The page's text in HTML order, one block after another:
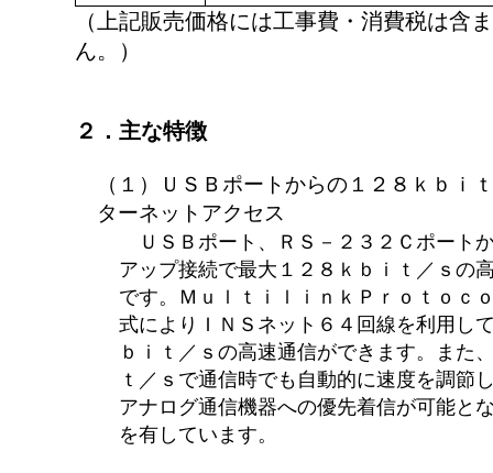
（上記販売価格には工事費・消費税は含
ん。）
２．主な特徴
（１）ＵＳＢポートからの１２８ｋｂｉ
ターネットアクセス
ＵＳＢポート、ＲＳ－２３２Ｃポート
アップ接続で最大１２８ｋｂｉｔ／ｓの
です。ＭｕｌｔｉｌｉｎｋＰｒｏｔｏｃ
式によりＩＮＳネット６４回線を利用し
ｂｉｔ／ｓの高速通信ができます。また
ｔ／ｓで通信時でも自動的に速度を調節
アナログ通信機器への優先着信が可能と
を有しています。